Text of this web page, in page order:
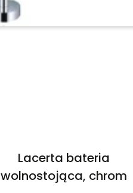
Lacerta bateria
wolnostojąca, chrom